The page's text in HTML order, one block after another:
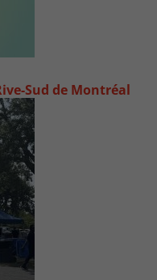
Sud de Montréal